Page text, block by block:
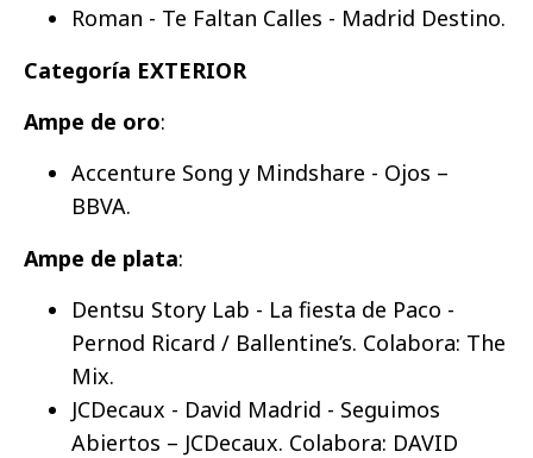
Roman - Te Faltan Calles - Madrid Destino.
Categoría EXTERIOR
Ampe de oro:
Accenture Song y Mindshare - Ojos –
BBVA.
Ampe de plata:
Dentsu Story Lab - La fiesta de Paco -
Pernod Ricard / Ballentine’s. Colabora: The
Mix.
JCDecaux - David Madrid - Seguimos
Abiertos – JCDecaux. Colabora: DAVID